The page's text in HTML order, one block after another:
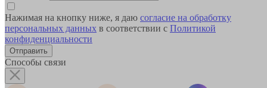
Нажимая на кнопку ниже, я даю согласие на обработку
персональных данных в соответствии с Политикой
конфиденциальности
Способы связи